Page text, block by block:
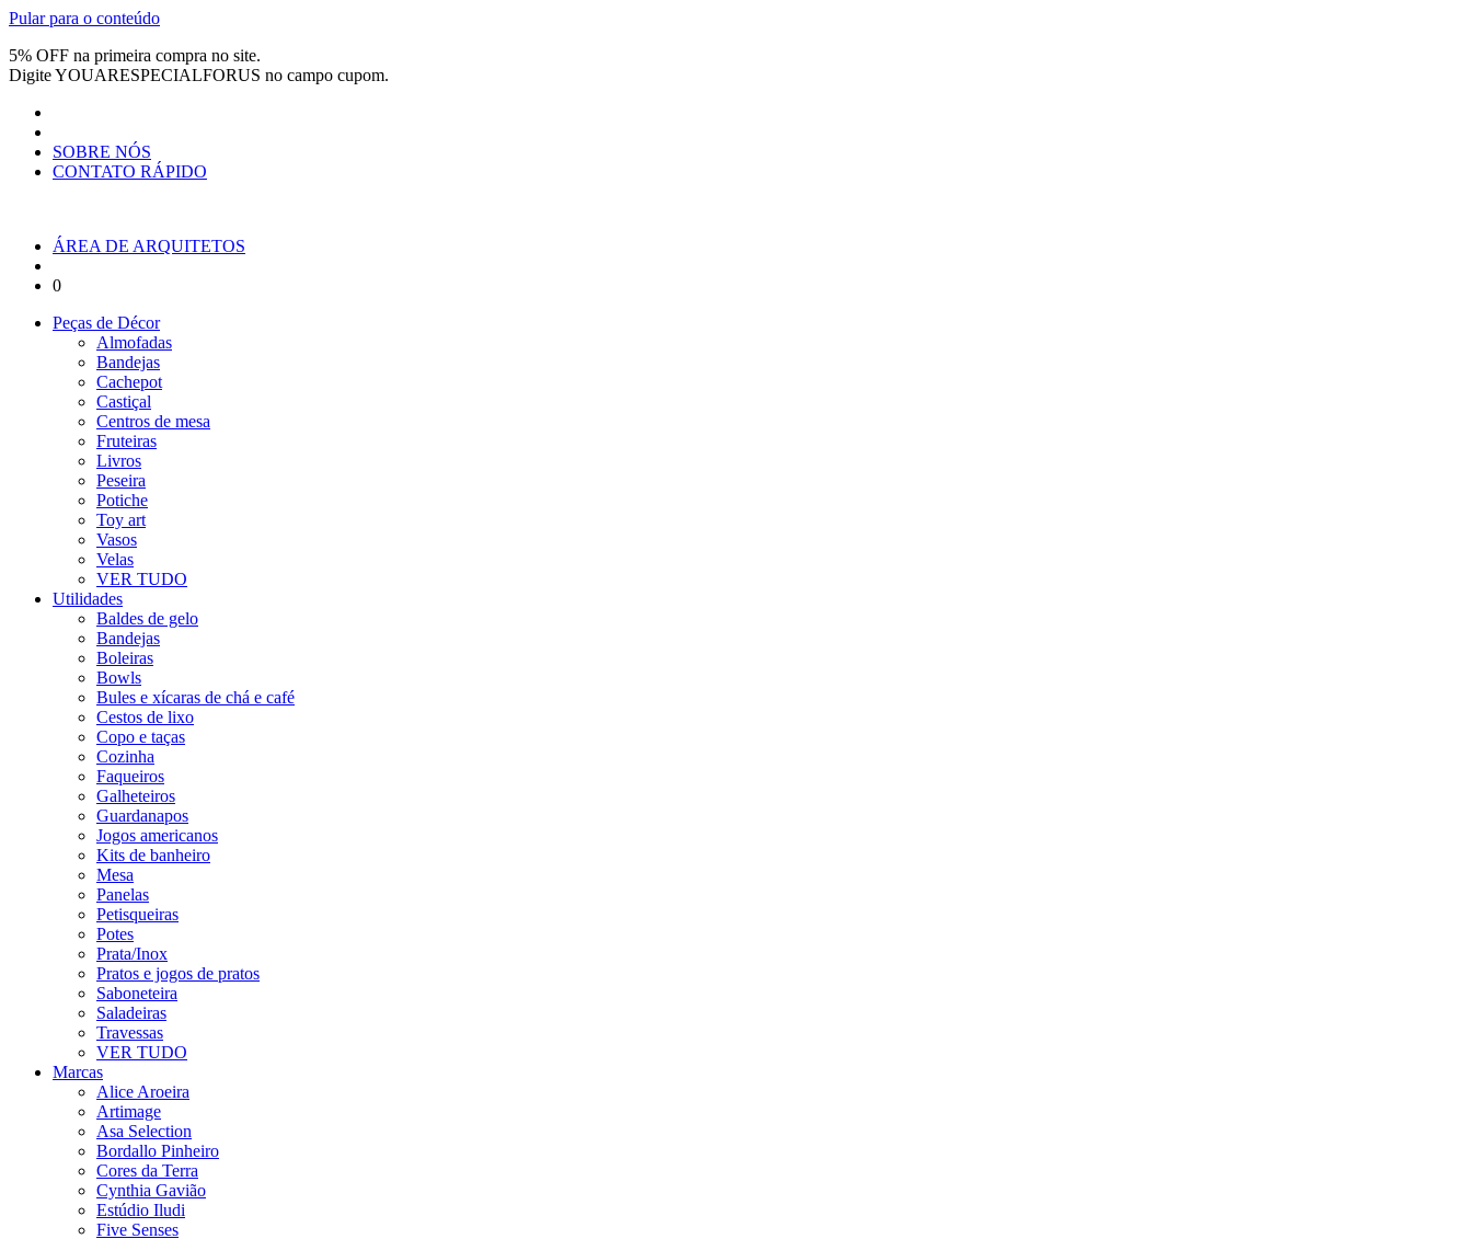
Pular para o conteúdo
5% OFF na primeira compra no site.
DigiteYOUARESPECIALFORUS no campo cupom.
SOBRE NÓS
CONTATO RÁPIDO
ÁREA DE ARQUITETOS
0
Peças de Décor
Almofadas
Bandejas
Cachepot
Castiçal
Centros de mesa
Fruteiras
Livros
Peseira
Potiche
Toy art
Vasos
Velas
VER TUDO
Utilidades
Baldes de gelo
Bandejas
Boleiras
Bowls
Bules e xícaras de chá e café
Cestos de lixo
Copo e taças
Cozinha
Faqueiros
Galheteiros
Guardanapos
Jogos americanos
Kits de banheiro
Mesa
Panelas
Petisqueiras
Potes
Prata/Inox
Pratos e jogos de pratos
Saboneteira
Saladeiras
Travessas
VER TUDO
Marcas
Alice Aroeira
Artimage
Asa Selection
Bordallo Pinheiro
Cores da Terra
Cynthia Gavião
Estúdio Iludi
Five Senses